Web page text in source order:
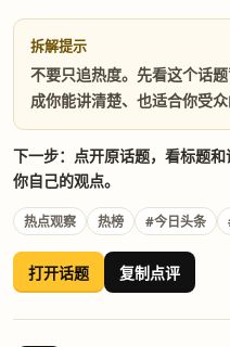
拆解提示
不要只追热度。先看这个话
成你能讲清楚、也适合你受众
下一步：点开原话题，看标题
你自己的观点。
热点观察 热榜 #今日头条
打开话题 复制点评